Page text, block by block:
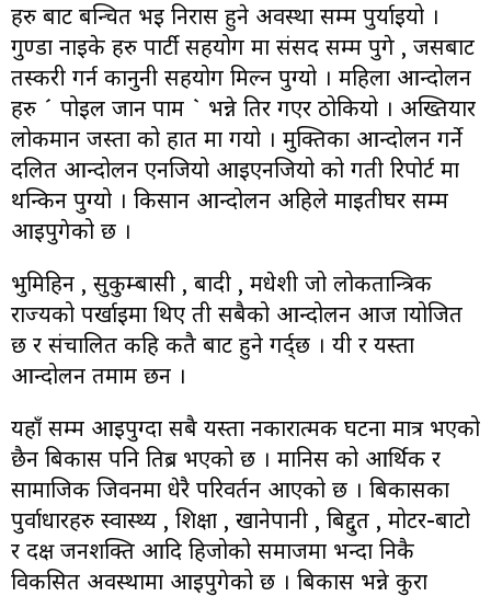
हरु बाट बन्चित भइ निरास हुने अवस्था सम्म पुर्याइयो ।
गुण्डा नाइके हरु पार्टी सहयोग मा संसद सम्म पुगे , जसबाट
तस्करी गर्न कानुनी सहयोग मिल्न पुग्यो । महिला आन्दोलन
हरु ´ पोइल जान पाम ` भन्ने तिर गएर ठोकियो । अख्तियार
लोकमान जस्ता को हात मा गयो । मुक्तिका आन्दोलन गर्ने
दलित आन्दोलन एनजियो आइएनजियो को प्रगती रिपोर्ट मा
थन्किन पुग्यो । किसान आन्दोलन अहिले माइतीघर सम्म
आइपुगेको छ ।
भुमिहिन , सुकुम्बासी , बादी , मधेशी जो लोकतान्त्रिक
राज्यको पर्खाइमा थिए ती सबैको आन्दोलन आज प्रायोजित
छ र संचालित कहि कतै बाट हुने गर्द्छ । यी र यस्ता
आन्दोलन तमाम छन ।
यहाँ सम्म आइपुग्दा सबै यस्ता नकारात्मक घटना मात्र भएको
छैन बिकास पनि तिब्र भएको छ । मानिस को आर्थिक र
सामाजिक जिवनमा धेरै परिवर्तन आएको छ । बिकासका
पुर्वाधारहरु स्वास्थ्य , शिक्षा , खानेपानी , बिद्दुत , मोटर-बाटो
र दक्ष जनशक्ति आदि हिजोको समाजमा भन्दा निकै
विकसित अवस्थामा आइपुगेको छ । बिकास भन्ने कुरा